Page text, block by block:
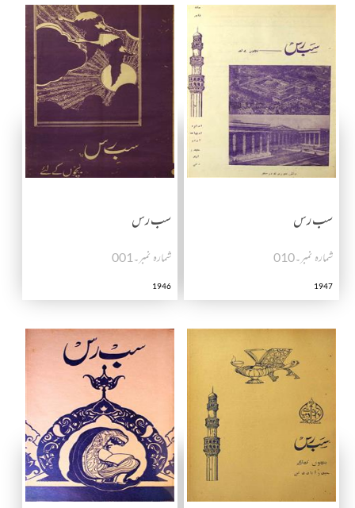
سب رس
شمارہ نمبر۔010
1947
سب رس
شمارہ نمبر۔001
1946